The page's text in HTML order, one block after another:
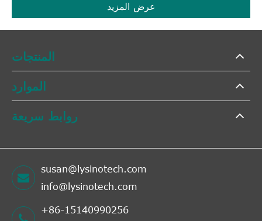
عرض المزيد
المنتجات
الموارد
روابط سريعة
susan@lysinotech.com
info@lysinotech.com
+86-15140990256